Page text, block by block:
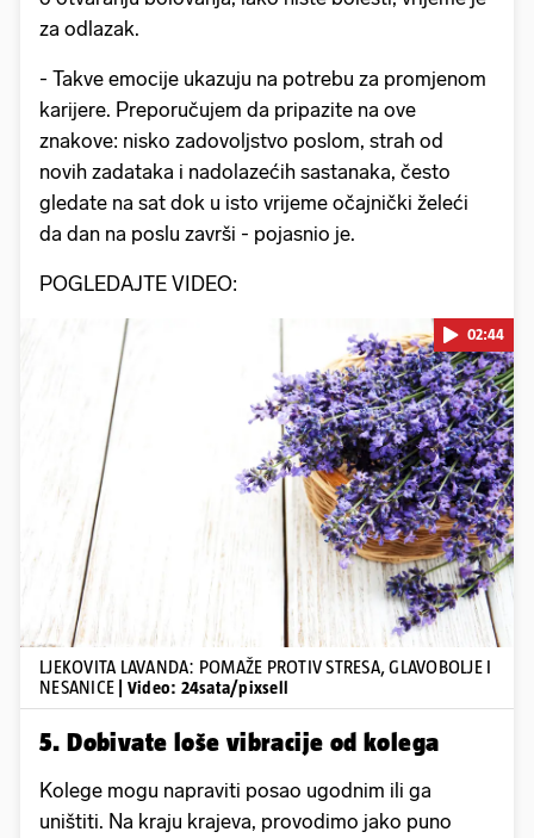
za odlazak.
- Takve emocije ukazuju na potrebu za promjenom
karijere. Preporučujem da pripazite na ove
znakove: nisko zadovoljstvo poslom, strah od
novih zadataka i nadolazećih sastanaka, često
gledate na sat dok u isto vrijeme očajnički želeći
da dan na poslu završi - pojasnio je.
POGLEDAJTE VIDEO:
Pokretanje videa...
02:44
LJEKOVITA LAVANDA: POMAŽE PROTIV STRESA, GLAVOBOLJE I
NESANICE
| Video: 24sata/pixsell
5. Dobivate loše vibracije od kolega
Kolege mogu napraviti posao ugodnim ili ga
uništiti. Na kraju krajeva, provodimo jako puno